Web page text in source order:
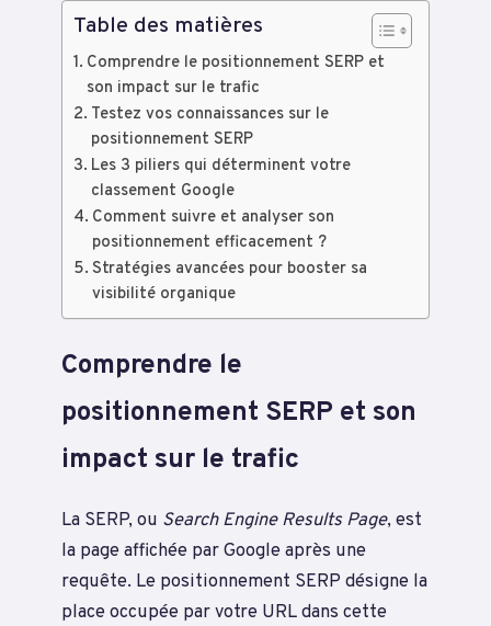
Table des matières
Comprendre le positionnement SERP et
son impact sur le trafic
Testez vos connaissances sur le
positionnement SERP
Les 3 piliers qui déterminent votre
classement Google
Comment suivre et analyser son
positionnement efficacement ?
Stratégies avancées pour booster sa
visibilité organique
Comprendre le
positionnement SERP et son
impact sur le trafic
La SERP, ou Search Engine Results Page, est
la page affichée par Google après une
requête. Le positionnement SERP désigne la
place occupée par votre URL dans cette